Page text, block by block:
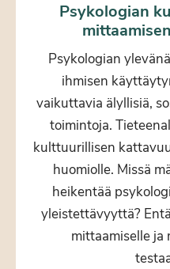
Psykologian
Psykologian
ihmisen
vaikuttavia älyllisiä,
toimintoja.
kulttuurillisen
huomiolle. Missä
heikentää
yleistettävyyttä?
mittaamiselle